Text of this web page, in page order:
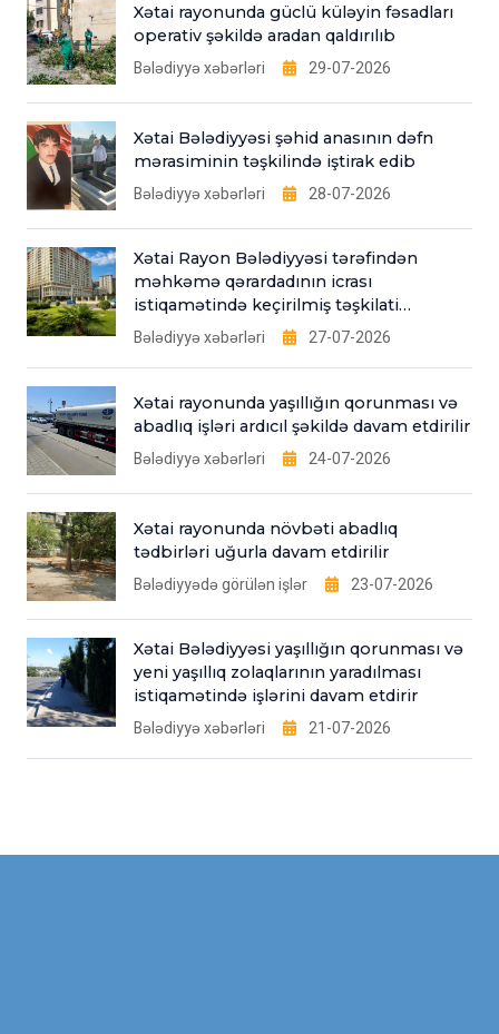
Xətai rayonunda güclü küləyin fəsadları
operativ şəkildə aradan qaldırılıb
Bələdiyyə xəbərləri 29-07-2026
Xətai Bələdiyyəsi şəhid anasının dəfn
mərasiminin təşkilində iştirak edib
Bələdiyyə xəbərləri 28-07-2026
Xətai Rayon Bələdiyyəsi tərəfindən
məhkəmə qərardadının icrası
istiqamətində keçirilmiş təşkilati
tədbirlər
Bələdiyyə xəbərləri 27-07-2026
Xətai rayonunda yaşıllığın qorunması və
abadlıq işləri ardıcıl şəkildə davam etdirilir
Bələdiyyə xəbərləri 24-07-2026
Xətai rayonunda növbəti abadlıq
tədbirləri uğurla davam etdirilir
Bələdiyyədə görülən işlər 23-07-2026
Xətai Bələdiyyəsi yaşıllığın qorunması və
yeni yaşıllıq zolaqlarının yaradılması
istiqamətində işlərini davam etdirir
Bələdiyyə xəbərləri 21-07-2026